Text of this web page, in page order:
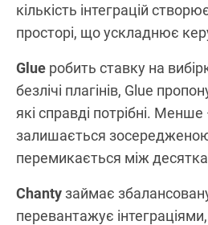
кількість інтеграцій
просторі, що ускладнює
Glue робить ставку на
безлічі плагінів, Glue
які справді потрібні.
залишається
перемикається між
Chantyзаймає
перевантажує